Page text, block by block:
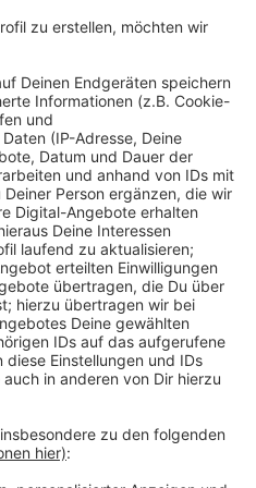
knapp 190 Familien mit
angenommen.
Betreuungsangebote,
gibt es bereits im dritten
Start ins Familienleben